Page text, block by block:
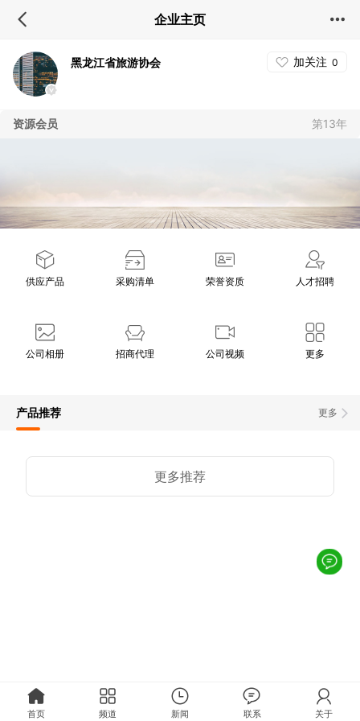
企业主页
黑龙江省旅游协会 加关注 0
资源会员 第13年
供应产品 采购清单 荣誉资质 人才招聘
公司相册 招商代理 公司视频 更多
更多
产品推荐
更多推荐
首页 频道 新闻 联系 关于